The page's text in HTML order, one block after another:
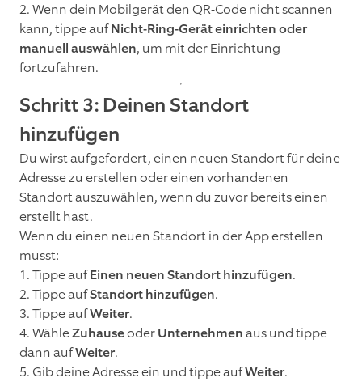
2. Wenn dein Mobilgerät den QR-Code nicht scannen
kann, tippe aufNicht-Ring-Gerät einrichten oder
manuell auswählen, um mit der Einrichtung
fortzufahren.
Schritt 3: Deinen Standort
hinzufügen
Du wirst aufgefordert, einen neuen Standort für deine
Adresse zu erstellen oder einen vorhandenen
Standort auszuwählen, wenn du zuvor bereits einen
erstellt hast.
Wenn du einen neuen Standort in der App erstellen
musst:
1. Tippe aufEinen neuen Standort hinzufügen.
2. Tippe aufStandort hinzufügen.
3. Tippe aufWeiter.
4. WähleZuhauseoderUnternehmenaus und tippe
dann aufWeiter.
5. Gib deine Adresse ein und tippe aufWeiter.